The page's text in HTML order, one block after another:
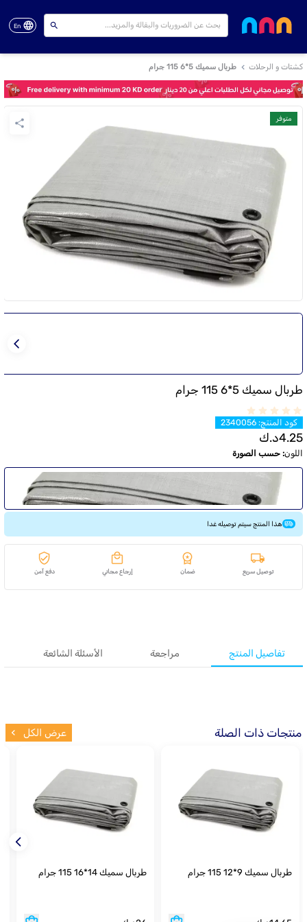
En
كشتات و الرحلات طربال سميك 5*6 115 جرام
متوفر
طربال سميك 5*6 115 جرام
كود المنتج:
2340056
4.25د.ك
اللون: حسب الصورة
هذا المنتج سيتم توصيله غدا
توصيل سريع ضمان إرجاع مجاني دفع آمن
تفاصيل المنتج مراجعة الأسئلة الشائعة
منتجات ذات الصلة عرض الكل
طربال سميك 9*12 115 جرام طربال سميك 14*16 115 جرام